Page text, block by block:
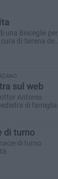
una Bisceglie per
di Serena de
sul web
Antonio
di famiglia
di turno
di turno